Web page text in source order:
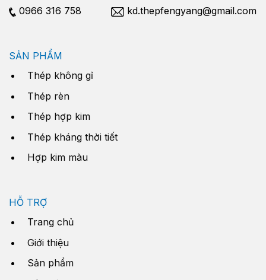
0966 316 758 kd.thepfengyang@gmail.com
SẢN PHẨM
Thép không gỉ
Thép rèn
Thép hợp kim
Thép kháng thời tiết
Hợp kim màu
HỖ TRỢ
Trang chủ
Giới thiệu
Sản phẩm